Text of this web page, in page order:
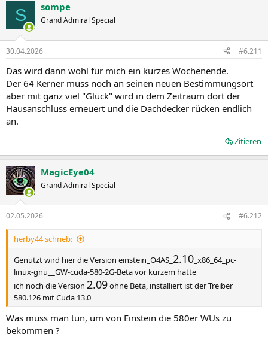
S sompe
Grand Admiral Special
30.04.2026 #6.211
Das wird dann wohl für mich ein kurzes Wochenende.
Der 64 Kerner muss noch an seinen neuen Bestimmungsort
aber mit ganz viel "Glück" wird in dem Zeitraum dort der
Hausanschluss erneuert und die Dachdecker rücken endlich
an.
Zitieren
MagicEye04
Grand Admiral Special
02.05.2026 #6.212
herby44 schrieb:
Genutzt wird hier die Version einstein_O4AS_ 2.10 _x86_64_pc-
linux-gnu__GW-cuda-580-2G-Beta vor kurzem hatte
ich noch die Version 2.09ohne Beta, installiert ist der Treiber
580.126 mit Cuda 13.0
Was muss man tun, um von Einstein die 580er WUs zu
bekommen ?